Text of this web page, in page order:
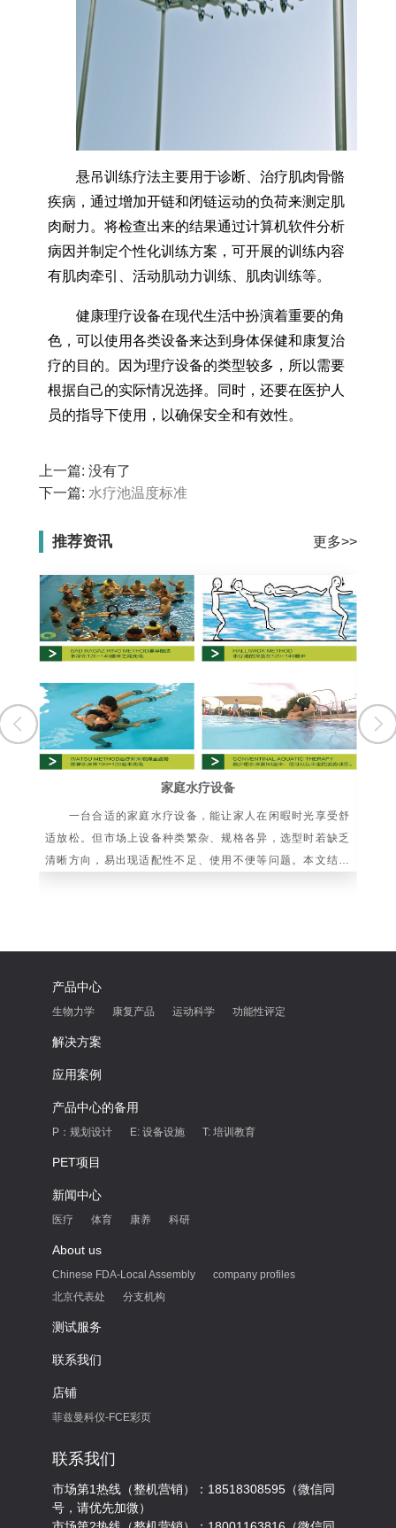
悬吊训练疗法主要用于诊断、治疗肌肉骨骼
疾病，通过增加开链和闭链运动的负荷来测定肌
肉耐力。将检查出来的结果通过计算机软件分析
病因并制定个性化训练方案，可开展的训练内容
有肌肉牵引、活动肌动力训练、肌肉训练等。
健康理疗设备在现代生活中扮演着重要的角
色，可以使用各类设备来达到身体保健和康复治
疗的目的。因为理疗设备的类型较多，所以需要
根据自己的实际情况选择。同时，还要在医护人
员的指导下使用，以确保安全和有效性。
上一篇: 没有了
下一篇: 水疗池温度标准
推荐资讯 更多>>
家庭水疗设备
一台合适的家庭水疗设备，能让家人在闲暇时光享受舒
适放松。但市场上设备种类繁杂、规格各异，选型时若缺乏
清晰方向，易出现适配性不足、使用不便等问题。本文结合
产品中心
生物力学 康复产品 运动科学 功能性评定
解决方案
应用案例
产品中心的备用
P：规划设计 E: 设备设施 T: 培训教育
PET项目
新闻中心
医疗 体育 康养 科研
About us
Chinese FDA-Local Assembly
company profiles
北京代表处
分支机构
测试服务
联系我们
店铺
菲兹曼科仪-FCE彩页
联系我们
市场第1热线（整机营销）：18518308595（微信同
号，请优先加微）